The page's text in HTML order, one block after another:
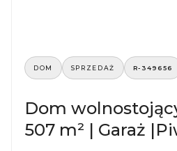
DOM SPRZEDAŻ R-349656
Dom
507 m² | Garaż